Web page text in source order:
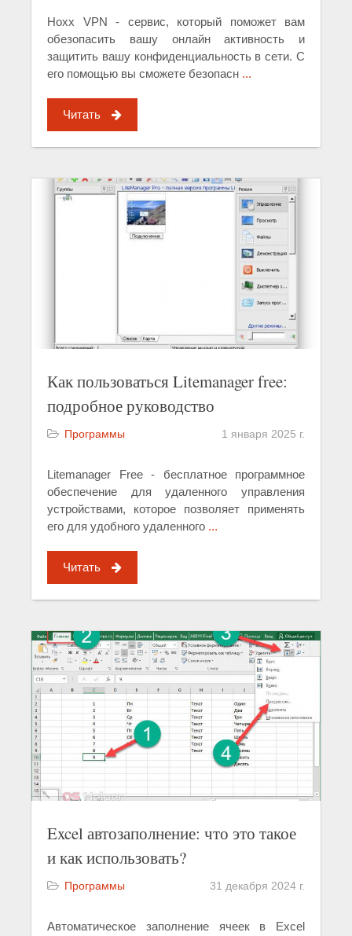
Hoxx VPN - сервис, который поможет вам
обезопасить вашу онлайн активность и
защитить вашу конфиденциальность в сети. С
его помощью вы сможете безопасн ...
Читать
Как пользоваться Litemanager free:
подробное руководство
Программы 1 января 2025 г.
Litemanager Free - бесплатное программное
обеспечение для удаленного управления
устройствами, которое позволяет применять
его для удобного удаленного ...
Читать
Excel автозаполнение: что это такое
и как использовать?
Программы 31 декабря 2024 г.
Автоматическое заполнение ячеек в Excel